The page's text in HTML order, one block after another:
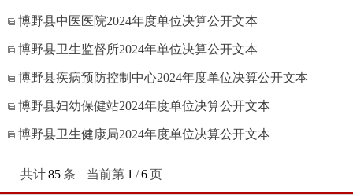
博野县中医医院2024年度单位决算公开文本
博野县卫生监督所2024年单位决算公开文本
博野县疾病预防控制中心2024年度单位决算公开文本
博野县妇幼保健站2024年度单位决算公开文本
博野县卫生健康局2024年度单位决算公开文本
共计85条 当前第 1 /6页